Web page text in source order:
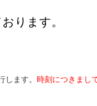
ります。
ます。 時刻につきまし